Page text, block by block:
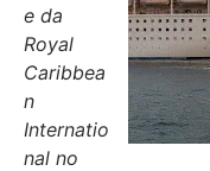
e da
Royal
Caribbea
n
Internatio
nal no